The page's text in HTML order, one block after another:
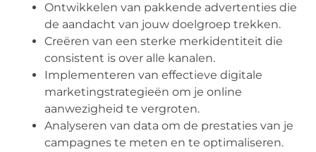
Ontwikkelen van pakkende advertenties die
de aandacht van jouw doelgroep trekken.
Creëren van een sterke merkidentiteit die
consistent is over alle kanalen.
Implementeren van effectieve digitale
marketingstrategieën om je online
aanwezigheid te vergroten.
Analyseren van data om de prestaties van je
campagnes te meten en te optimaliseren.